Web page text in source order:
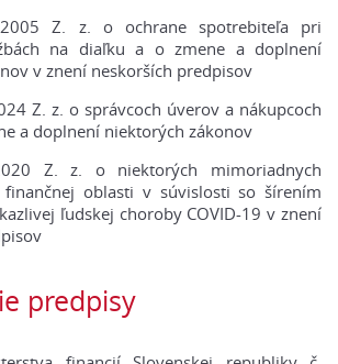
Z. z. o ochrane spotrebiteľa pri
na diaľku a o zmene a doplnení
v znení neskorších predpisov
Z. z. o správcoch úverov a nákupcoch
a doplnení niektorých zákonov
Z. z. o niektorých mimoriadnych
finančnej oblasti v súvislosti so šírením
ľudskej choroby COVID-19 v znení
predpisy